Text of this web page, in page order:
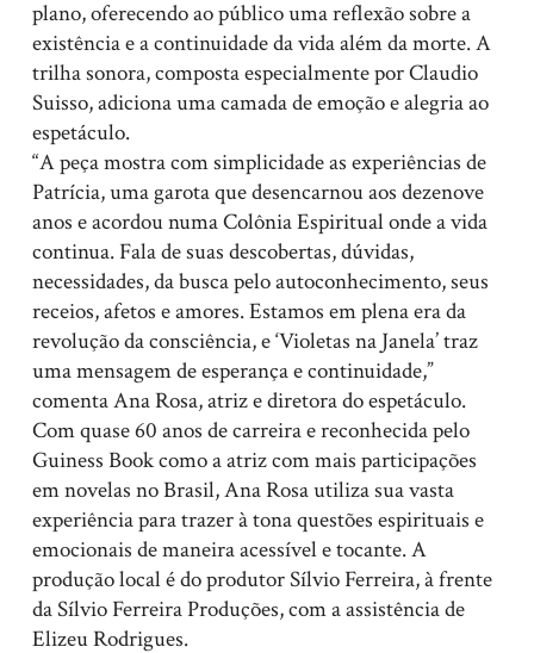
plano, oferecendo ao público uma reflexão sobre a
existência e a continuidade da vida além da morte. A
trilha sonora, composta especialmente por Claudio
Suisso, adiciona uma camada de emoção e alegria ao
espetáculo.
“A peça mostra com simplicidade as experiências de
Patrícia, uma garota que desencarnou aos dezenove
anos e acordou numa Colônia Espiritual onde a vida
continua. Fala de suas descobertas, dúvidas,
necessidades, da busca pelo autoconhecimento, seus
receios, afetos e amores. Estamos em plena era da
revolução da consciência, e ‘Violetas na Janela’ traz
uma mensagem de esperança e continuidade,”
comenta Ana Rosa, atriz e diretora do espetáculo.
Com quase 60 anos de carreira e reconhecida pelo
Guiness Book como a atriz com mais participações
em novelas no Brasil, Ana Rosa utiliza sua vasta
experiência para trazer à tona questões espirituais e
emocionais de maneira acessível e tocante. A
produção local é do produtor Sílvio Ferreira, à frente
da Sílvio Ferreira Produções, com a assistência de
Elizeu Rodrigues.